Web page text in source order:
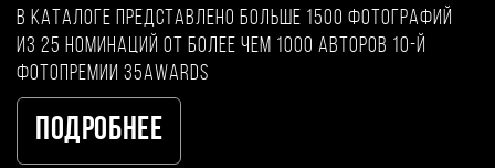
В каталоге представлено больше 1500 фотографий
из 25 номинаций от более чем 1000 авторов 10-й
фотопремии 35AWARDS
Подробнее